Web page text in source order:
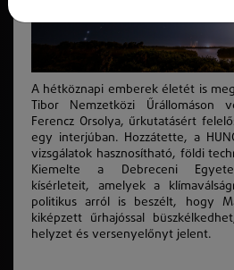
A hétköznapi emberek életét is
Tibor Nemzetközi Űrállomáson
Ferencz Orsolya, űrkutatásért
egy interjúban. Hozzátette, a
vizsgálatok hasznosítható, földi
Kiemelte a Debreceni
kísérleteit, amelyek a
politikus arról is beszélt, hogy
kiképzett űrhajóssal
helyzet és versenyelőnyt jelent.